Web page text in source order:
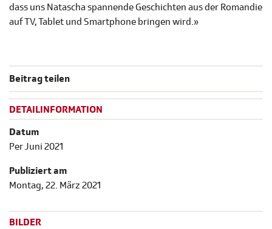
dass uns Natascha spannende Geschichten aus der Romandie
auf TV, Tablet und Smartphone bringen wird.»
Beitrag teilen
DETAILINFORMATION
Datum
Per Juni 2021
Publiziert am
Montag, 22. März 2021
BILDER